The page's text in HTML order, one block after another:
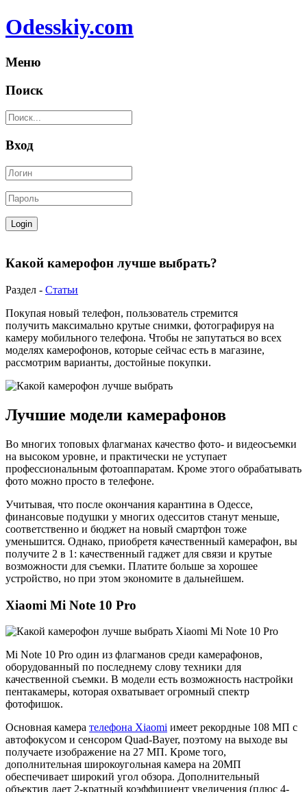
Odesskiy.com
Меню
Поиск
Вход
Какой камерофон лучше выбрать?
Раздел - Статьи
Покупая новый телефон, пользователь стремится
получить максимально крутые снимки, фотографируя на
камеру мобильного телефона. Чтобы не запутаться во всех
моделях камерофонов, которые сейчас есть в магазине,
рассмотрим варианты, достойные покупки.
Лучшие модели камерафонов
Во многих топовых флагманах качество фото- и видеосъемки
на высоком уровне, и практически не уступает
профессиональным фотоаппаратам. Кроме этого обрабатывать
фото можно просто в телефоне.
Учитывая, что после окончания карантина в Одессе,
финансовые подушки у многих одесситов станут меньше,
соответственно и бюджет на новый смартфон тоже
уменьшится. Однако, приобретя качественный камерафон, вы
получите 2 в 1: качественный гаджет для связи и крутые
возможности для съемки. Платите больше за хорошее
устройство, но при этом экономите в дальнейшем.
Xiaomi Mi Note 10 Pro
Mi Note 10 Pro один из флагманов среди камерафонов,
оборудованный по последнему слову техники для
качественной съемки. В модели есть возможность настройки
пентакамеры, которая охватывает огромный спектр
фотофишок.
Основная камера телефона Xiaomi имеет рекордные 108 МП с
автофокусом и сенсором Quad-Bayer, поэтому на выходе вы
получаете изображение на 27 МП. Кроме того,
дополнительная широкоугольная камера на 20МП
обеспечивает широкий угол обзора. Дополнительный
объектив дает 2-кратный коэффициент увеличения (плюс 4-